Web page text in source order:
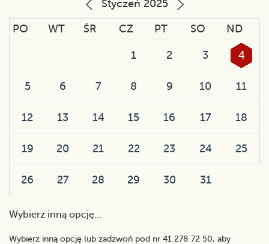
Styczeń 2025
PO WT ŚR CZ PT SO ND
1 2 3 4
5 6 7 8 9 10 11
12 13 14 15 16 17 18
19 20 21 22 23 24 25
26 27 28 29 30 31
Wybierz inną opcję...
Wybierz inną opcję lub zadzwoń pod nr 41 278 72 50, aby